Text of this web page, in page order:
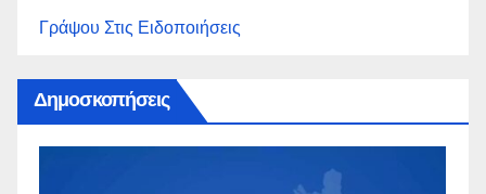
Γράψου Στις Ειδοποιήσεις
Δημοσκοπήσεις